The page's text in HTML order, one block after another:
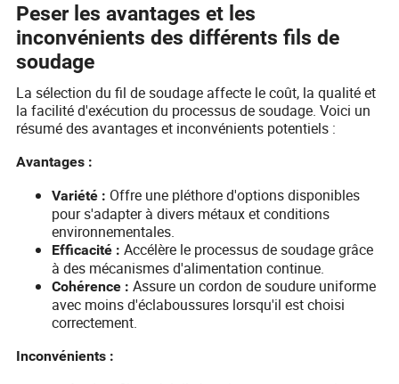
Peser les avantages et les
inconvénients des différents fils de
soudage
La sélection du fil de soudage affecte le coût, la qualité et
la facilité d'exécution du processus de soudage. Voici un
résumé des avantages et inconvénients potentiels :
Avantages :
Variété : Offre une pléthore d'options disponibles
pour s'adapter à divers métaux et conditions
environnementales.
Efficacité :Accélère le processus de soudage grâce
à des mécanismes d'alimentation continue.
Cohérence :Assure un cordon de soudure uniforme
avec moins d'éclaboussures lorsqu'il est choisi
correctement.
Inconvénients :